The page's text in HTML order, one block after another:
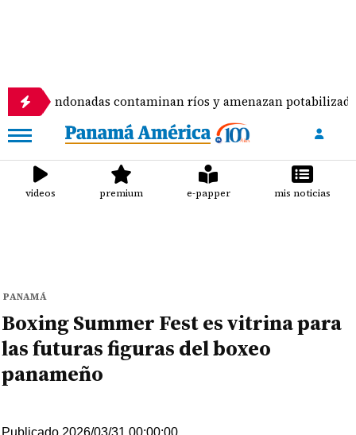
contaminan ríos y amenazan potabilizadora en La
videos premium e-papper mis noticias
PANAMÁ
Boxing Summer Fest es vitrina para
las futuras figuras del boxeo
panameño
Publicado 2026/03/31 00:00:00